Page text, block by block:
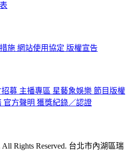
施 網站使用協定 版權宣告
招募 主播專區 星藝象娛樂 節目版權
官方聲明 獲獎紀錄／認證
Rights Reserved. 台北市內湖區瑞